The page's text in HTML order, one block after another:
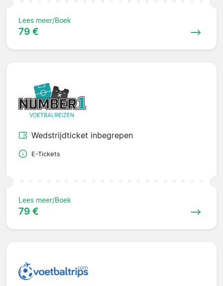
Lees meer/Boek
79 €
Wedstrijdticket inbegrepen
E-Tickets
Lees meer/Boek
79 €